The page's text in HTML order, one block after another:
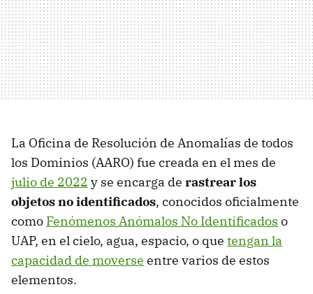
La Oficina de Resolución de Anomalías de todos
los Dominios (AARO) fue creada en el mes de
julio de 2022 y se encarga de rastrear los
objetos no identificados, conocidos oficialmente
como Fenómenos Anómalos No Identificados o
UAP, en el cielo, agua, espacio, o que tengan la
capacidad de moverse entre varios de estos
elementos.